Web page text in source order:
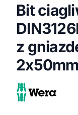
Bit
z